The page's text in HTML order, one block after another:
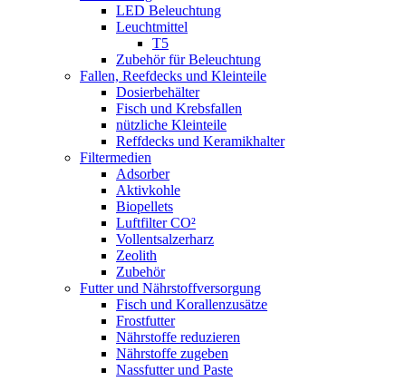
LED Beleuchtung
Leuchtmittel
T5
Zubehör für Beleuchtung
Fallen, Reefdecks und Kleinteile
Dosierbehälter
Fisch und Krebsfallen
nützliche Kleinteile
Reffdecks und Keramikhalter
Filtermedien
Adsorber
Aktivkohle
Biopellets
Luftfilter CO²
Vollentsalzerharz
Zeolith
Zubehör
Futter und Nährstoffversorgung
Fisch und Korallenzusätze
Frostfutter
Nährstoffe reduzieren
Nährstoffe zugeben
Nassfutter und Paste